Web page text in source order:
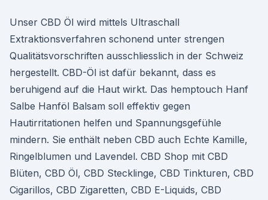
Unser CBD Öl wird mittels Ultraschall
Extraktionsverfahren schonend unter strengen
Qualitätsvorschriften ausschliesslich in der Schweiz
hergestellt. CBD-Öl ist dafür bekannt, dass es
beruhigend auf die Haut wirkt. Das hemptouch Hanf
Salbe Hanföl Balsam soll effektiv gegen
Hautirritationen helfen und Spannungsgefühle
mindern. Sie enthält neben CBD auch Echte Kamille,
Ringelblumen und Lavendel. CBD Shop mit CBD
Blüten, CBD Öl, CBD Stecklinge, CBD Tinkturen, CBD
Cigarillos, CBD Zigaretten, CBD E-Liquids, CBD